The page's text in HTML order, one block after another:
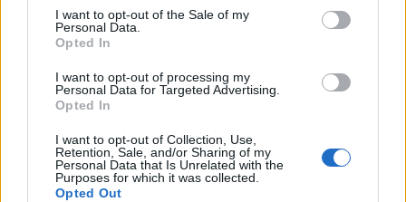
I want to opt-out of the Sale of my
Personal Data.
Opted In
I want to opt-out of processing my
Personal Data for Targeted Advertising.
Opted In
I want to opt-out of Collection, Use,
Retention, Sale, and/or Sharing of my
Personal Data that Is Unrelated with the
Purposes for which it was collected.
Opted Out